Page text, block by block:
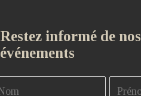
Restez informé de nos
événements